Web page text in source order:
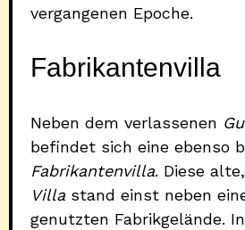
vergangenen Epoche.
Fabrikantenvilla
Neben dem verlassenen
befindet sich eine ebenso
Fabrikantenvilla. Diese
Villa stand einst neben
genutzten Fabrikgelände.